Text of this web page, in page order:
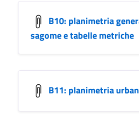
B10: planimetria
sagome e tabelle metriche
B11: planimetria